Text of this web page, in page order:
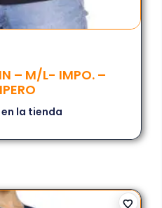
– M/L- IMPO. –
la tienda